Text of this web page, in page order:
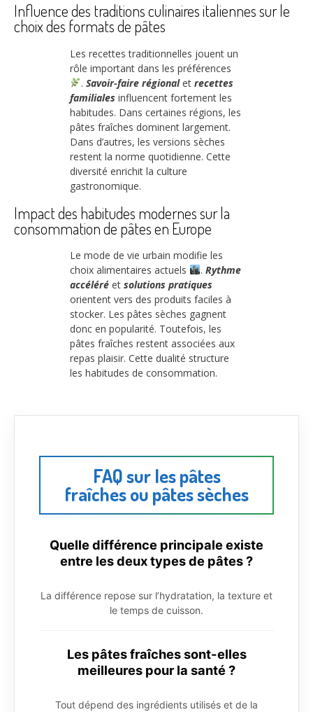
Influence des traditions culinaires italiennes sur le
choix des formats de pâtes
Les recettes traditionnelles jouent un
rôle important dans les préférences
. Savoir-faire régionalet recettes
familiales influencent fortement les
habitudes. Dans certaines régions, les
pâtes fraîches dominent largement.
Dans d’autres, les versions sèches
restent la norme quotidienne. Cette
diversité enrichit la culture
gastronomique.
Impact des habitudes modernes sur la
consommation de pâtes en Europe
Le mode de vie urbain modifie les
choix alimentaires actuels
. Rythme
accéléré et solutions pratiques
orientent vers des produits faciles à
stocker. Les pâtes sèches gagnent
donc en popularité. Toutefois, les
pâtes fraîches restent associées aux
repas plaisir. Cette dualité structure
les habitudes de consommation.
FAQ sur les pâtes
fraîches ou pâtes sèches
Quelle différence principale existe
entre les deux types de pâtes ?
La différence repose sur l’hydratation, la texture et
le temps de cuisson.
Les pâtes fraîches sont-elles
meilleures pour la santé ?
Tout dépend des ingrédients utilisés et de la